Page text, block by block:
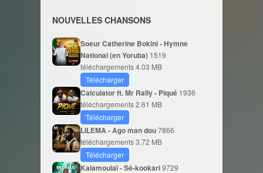
NOUVELLES CHANSONS
Soeur Catherine Bokini - Hymne
National (en Yoruba) 1519
téléchargements4.03 MB
Télécharger
Calculator ft. Mr Rally - Piqué 1936
téléchargements2.61 MB
Télécharger
LILEMA - Ago man dou7866
téléchargements3.72 MB
Télécharger
Kalamoulaï - Sé-kookari9729